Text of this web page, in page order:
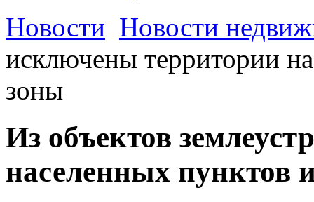
Новости Новости
исключены территории
зоны
Из объектов
населенных пунктов